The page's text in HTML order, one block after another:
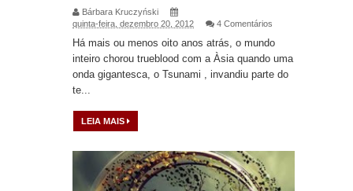
Bárbara Kruczyński
quinta-feira, dezembro 20, 2012
4 Comentários
Há mais ou menos oito anos atrás, o mundo
inteiro chorou trueblood com a Àsia quando uma
onda gigantesca, o Tsunami , invandiu parte do
te...
LEIA MAIS